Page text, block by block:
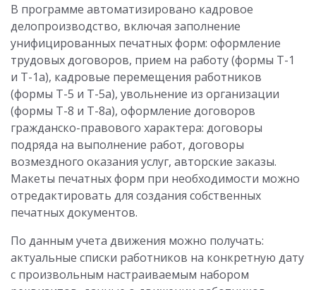
В программе автоматизировано кадровое
делопроизводство, включая заполнение
унифицированных печатных форм: оформление
трудовых договоров, прием на работу (формы Т-1
и Т-1а), кадровые перемещения работников
(формы Т-5 и Т-5а), увольнение из организации
(формы Т-8 и Т-8а), оформление договоров
гражданско-правового характера: договоры
подряда на выполнение работ, договоры
возмездного оказания услуг, авторские заказы.
Макеты печатных форм при необходимости можно
отредактировать для создания собственных
печатных документов.
По данным учета движения можно получать:
актуальные списки работников на конкретную дату
с произвольным настраиваемым набором